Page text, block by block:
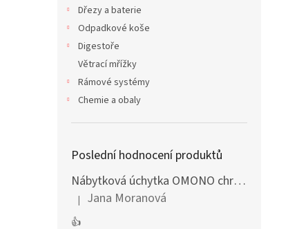
Dřezy a baterie
Odpadkové koše
Digestoře
Větrací mřížky
Rámové systémy
Chemie a obaly
Poslední hodnocení produktů
Nábytková úchytka OMONO chrom lesklý
Hodnocení produktu je 5 z 5 hvězdiček.
| Jana Moranová
👍